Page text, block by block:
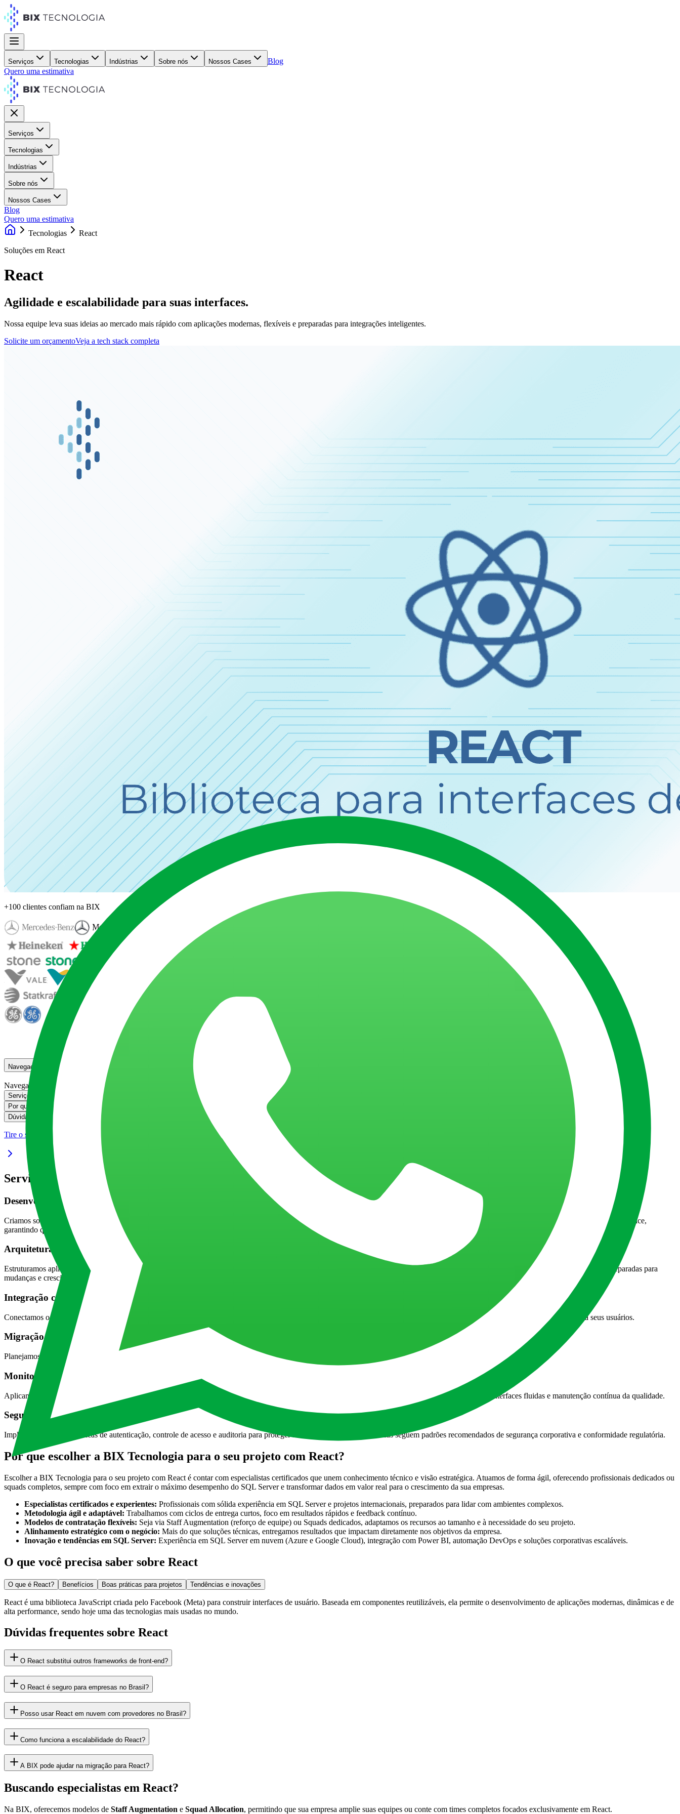
Serviços Tecnologias Indústrias Sobre nós Nossos Cases
Blog
Quero uma estimativa
Serviços
Tecnologias
Indústrias
Sobre nós
Nossos Cases
Blog
Quero uma estimativa
Tecnologias
React
Soluções em React
React
Agilidade e escalabilidade para suas interfaces.
Nossa equipe leva suas ideias ao mercado mais rápido com aplicações modernas, flexíveis e preparadas para integrações inteligentes.
Solicite um orçamentoVeja a tech stack completa
+100 clientes confiam na BIX
Navegação
Navegação
Serviços de desenvolvimento em React da BIX Tecnologia
Serviços de desenvolvimento em React da BIX Tecnologia
Por que escolher a BIX Tecnologia para o seu projeto com React? Por que escolher a BIX Tecnologia para o seu projeto com React?
O que você precisa saber sobre React
Dúvidas frequentes sobre React
Buscando especialistas em React?
Tire o seu projeto do papel
Serviços de desenvolvimento em React da BIX Tecnologia
Desenvolvimento de aplicações em React
Criamos soluções personalizadas que aproveitam o poder do React para construir interfaces ágeis, responsivas e robustas. O foco é transformar seu caso de uso em código eficiente com alta performance,
garantindo que a aplicação evolua junto com o seu negócio.
Arquitetura de componentes e design de interfaces
Estruturamos aplicações com foco em reuso, escalabilidade e manutenção simplificada. Utilizamos bibliotecas modernas, como Next.js, Redux e TailwindCSS, para criar interfaces flexíveis, preparadas para
mudanças e crescimento futuro.
Integração com APIs e back-end
Conectamos o React a APIs REST ou GraphQL, além de integrações com sistemas legados, microserviços ou plataformas de dados, garantindo uma experiência integrada e fluida para seus usuários.
Migração de aplicações legadas
Planejamos e executamos migrações de front-ends tradicionais para React, com foco em segurança, continuidade operacional e migração gradual sem interrupções críticas.
Monitoramento, otimização e manutenção
Aplicamos práticas avançadas de monitoramento de performance, testes automatizados e ferramentas de análise para garantir tempos de resposta rápidos, interfaces fluidas e manutenção contínua da qualidade.
Segurança e conformidade
Implementamos boas práticas de autenticação, controle de acesso e auditoria para proteger sua aplicação. Todas as práticas seguem padrões recomendados de segurança corporativa e conformidade regulatória.
Por que escolher a BIX Tecnologia para o seu projeto com React?
Escolher a BIX Tecnologia para o seu projeto com React é contar com especialistas certificados que unem conhecimento técnico e visão estratégica. Atuamos de forma ágil, oferecendo profissionais dedicados ou
squads completos, sempre com foco em extrair o máximo desempenho do SQL Server e transformar dados em valor real para o crescimento da sua empresas.
Especialistas certificados e experientes: Profissionais com sólida experiência em SQL Server e projetos internacionais, preparados para lidar com ambientes complexos.
Metodologia ágil e adaptável: Trabalhamos com ciclos de entrega curtos, foco em resultados rápidos e feedback contínuo.
Modelos de contratação flexíveis: Seja via Staff Augmentation (reforço de equipe) ou Squads dedicados, adaptamos os recursos ao tamanho e à necessidade do seu projeto.
Alinhamento estratégico com o negócio: Mais do que soluções técnicas, entregamos resultados que impactam diretamente nos objetivos da empresa.
Inovação e tendências em SQL Server: Experiência em SQL Server em nuvem (Azure e Google Cloud), integração com Power BI, automação DevOps e soluções corporativas escaláveis.
O que você precisa saber sobre React
O que é React? Benefícios Boas práticas para projetos Tendências e inovações
React é uma biblioteca JavaScript criada pelo Facebook (Meta) para construir interfaces de usuário. Baseada em componentes reutilizáveis, ela permite o desenvolvimento de aplicações modernas, dinâmicas e de
alta performance, sendo hoje uma das tecnologias mais usadas no mundo.
Dúvidas frequentes sobre React
O React substitui outros frameworks de front-end?
O React é seguro para empresas no Brasil?
Posso usar React em nuvem com provedores no Brasil?
Como funciona a escalabilidade do React?
A BIX pode ajudar na migração para React?
Buscando especialistas em React?
Na BIX, oferecemos modelos de Staff Augmentation e Squad Allocation, permitindo que sua empresa amplie suas equipes ou conte com times completos focados exclusivamente em React.